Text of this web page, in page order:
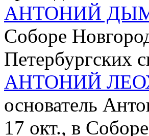
АНТОНИЙ
Соборе
Петербургских
АНТОНИЙ
основатель
17 окт., в